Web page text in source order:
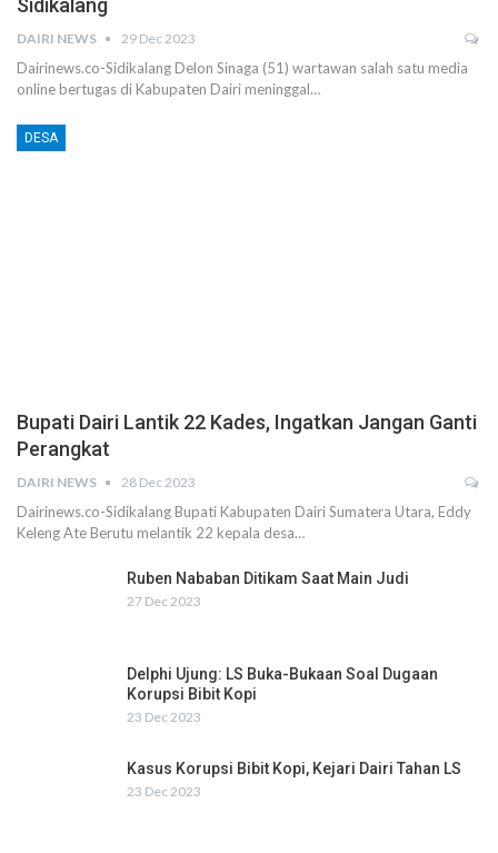
Sidikalang
DAIRI NEWS 29 Dec 2023
Dairinews.co-Sidikalang Delon Sinaga (51) wartawan salah satu media
online bertugas di Kabupaten Dairi meninggal…
DESA
Bupati Dairi Lantik 22 Kades, Ingatkan Jangan Ganti
Perangkat
DAIRI NEWS 28 Dec 2023
Dairinews.co-Sidikalang Bupati Kabupaten Dairi Sumatera Utara, Eddy
Keleng Ate Berutu melantik 22 kepala desa…
Ruben Nababan Ditikam Saat Main Judi
27 Dec 2023
Delphi Ujung: LS Buka-Bukaan Soal Dugaan
Korupsi Bibit Kopi
23 Dec 2023
Kasus Korupsi Bibit Kopi, Kejari Dairi Tahan LS
23 Dec 2023